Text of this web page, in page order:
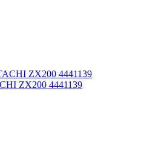
ZX200 4441139